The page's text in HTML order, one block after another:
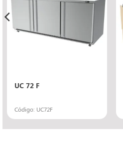
UC 72 F
Código: UC72F